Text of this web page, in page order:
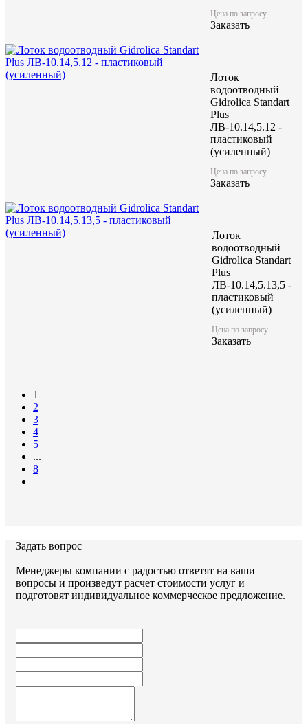
Цена по запросу
Заказать
Лоток
водоотводный
Gidrolica Standart
Plus
ЛВ-10.14,5.12 -
пластиковый
(усиленный)
Цена по запросу
Заказать
Лоток
водоотводный
Gidrolica Standart
Plus
ЛВ-10.14,5.13,5 -
пластиковый
(усиленный)
Цена по запросу
Заказать
1
2
3
4
5
...
8
Задать вопрос
Менеджеры компании с радостью ответят на ваши
вопросы и произведут расчет стоимости услуг и
подготовят индивидуальное коммерческое предложение.